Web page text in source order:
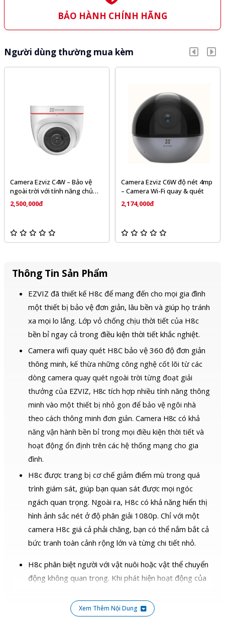
BẢO HÀNH CHÍNH HÃNG
Người dùng thường mua kèm
Camera Ezviz C4W – Bảo vệ
ngoài trời với tính năng chủ
động phòng vệ
2,500,000đ
Camera Ezviz C6W độ nét 4mp
– Camera Wi-Fi quay & quét
2,174,000đ
Thông Tin Sản Phẩm
EZVIZ đã thiết kế H8c để mang đến cho mọi gia đình
một thiết bị bảo vệ đơn giản, lâu bền và giúp họ tránh
xa mọi lo lắng. Lớp vỏ chống chịu thời tiết của H8c
bền bỉ ngay cả trong điều kiện thời tiết khắc nghiệt.
Camera wifi quay quét H8C bảo vệ 360 độ đơn giản
thông minh, kế thừa những công nghệ cốt lõi từ các
dòng camera quay quét ngoài trời từng đoạt giải
thưởng của EZVIZ, H8c tích hợp nhiều tính năng thông
minh vào một thiết bị nhỏ gọn để bảo vệ ngôi nhà
theo cách thông minh đơn giản. Camera H8c có khả
năng vận hành bền bỉ trong mọi điều kiện thời tiết và
hoạt động ổn định trên các hệ thống mạng cho gia
đình.
H8c được trang bị cơ chế giảm điểm mù trong quá
trình giám sát, giúp bạn quan sát được mọi ngóc
ngách quan trọng. Ngoài ra, H8c có khả năng hiển thị
hình ảnh sắc nét ở độ phân giải 1080p. Chỉ với một
camera H8c giá cả phải chăng, bạn có thể nắm bắt cả
bức tranh toàn cảnh rộng lớn và từng chi tiết nhỏ.
H8c phân biệt người với vật nuôi hoặc vật thể chuyển
động không quan trọng. Khi phát hiện hoạt động của
theo dõi chuyển động.Xem Thêm Nội Dung